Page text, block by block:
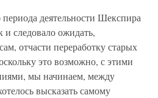
деятельности Шекспира
и следовало ожидать,
отчасти переработку старых
это возможно, с этими
мы начинаем, между
высказать самому